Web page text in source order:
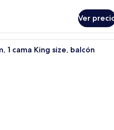
Ver
Ropa de cama
1 cama King size, balcón